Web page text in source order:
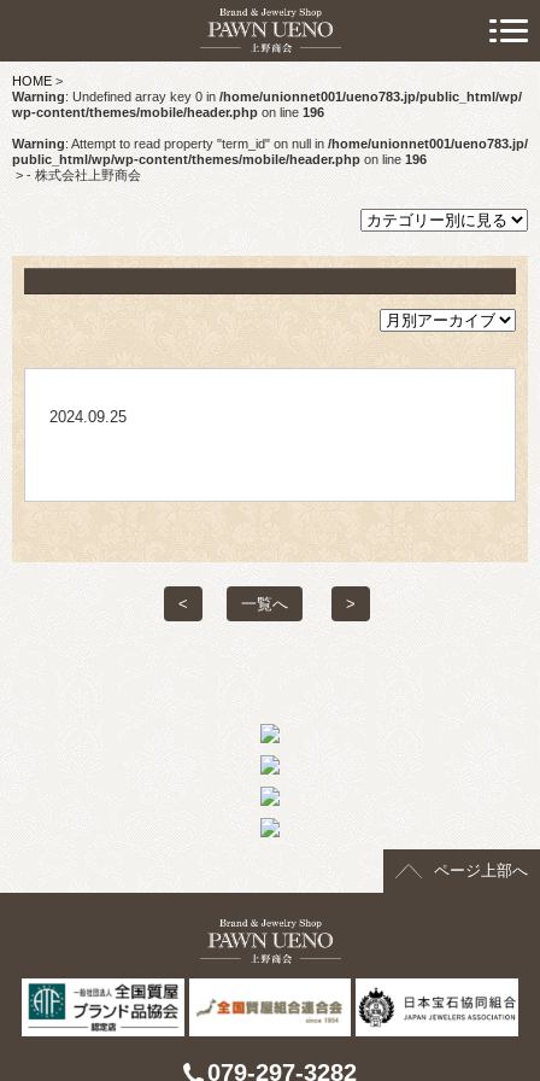
HOME >
Warning: Undefined array key 0 in /home/unionnet001/ueno783.jp/public_html/wp/
wp-content/themes/mobile/header.php on line 196
Warning: Attempt to read property "term_id" on null in /home/unionnet001/ueno783.jp/
public_html/wp/wp-content/themes/mobile/header.phpon line196
> - 株式会社上野商会
2024.09.25
< 一覧へ >
ページ上部へ
079-297-3282
> 初めての方へ
> 預けたい方
> 売りたい方
> 買いたい方
> 取り扱い品目
> 商品情報
> 会社概要
> アクセス
> よくあるご質問
> ホーム
> 古物営業法に基づく表示
> プライバシーポリシー
> お問い合わせ